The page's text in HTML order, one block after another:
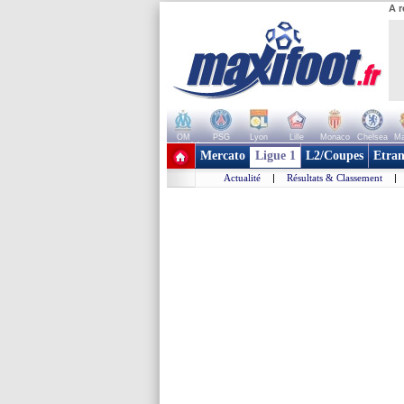
A
OM PSG Lyon Lille Monaco Chelsea
+ de clubs
Mercato Ligue 1 L2/Coupes
Actualité | Résultats & Classement |